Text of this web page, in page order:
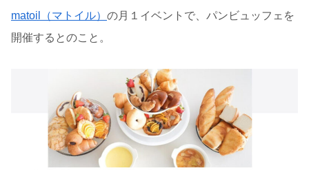
matoil（マトイル） の月１イベントで、パンビュッフェを
開催するとのこと。